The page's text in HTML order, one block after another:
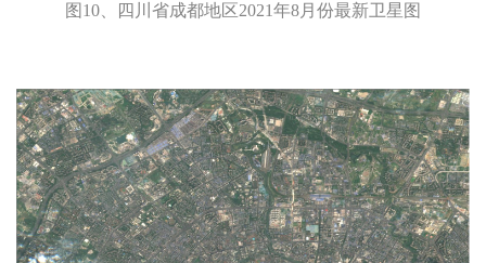
图10、四川省成都地区2021年8月份最新卫星图